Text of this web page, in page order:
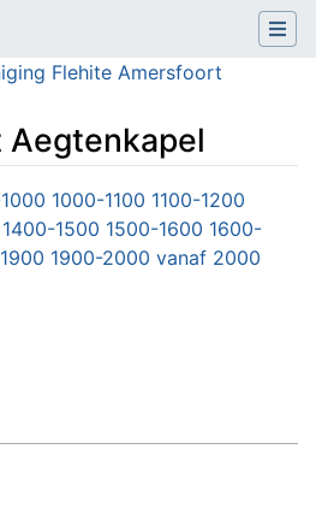
Flehite Amersfoort
1000-1100 1100-1200
1400-1500 1500-1600 1600-
1900-2000 vanaf 2000